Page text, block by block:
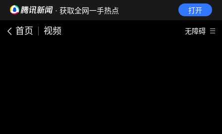
· 获取全网一手热点 打开
首页 视频 无障碍